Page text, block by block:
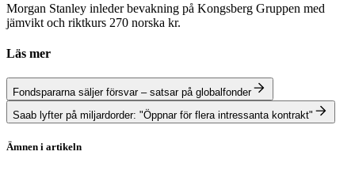
Morgan Stanley inleder bevakning på Kongsberg Gruppen med
jämvikt och riktkurs 270 norska kr.
Läs mer
Fondspararna säljer försvar – satsar på globalfonder
Saab lyfter på miljardorder: "Öppnar för flera intressanta kontrakt"
Ämnen i artikeln